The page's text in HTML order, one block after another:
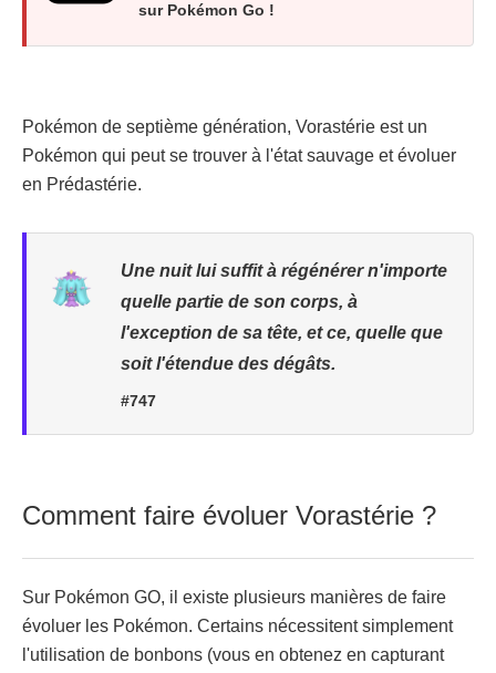
sur Pokémon Go !
Pokémon de septième génération, Vorastérie est un
Pokémon qui peut se trouver à l'état sauvage et évoluer
en Prédastérie.
Une nuit lui suffit à régénérer n'importe
quelle partie de son corps, à
l'exception de sa tête, et ce, quelle que
soit l'étendue des dégâts.
#747
Comment faire évoluer Vorastérie ?
Sur Pokémon GO, il existe plusieurs manières de faire
évoluer les Pokémon. Certains nécessitent simplement
l'utilisation de bonbons (vous en obtenez en capturant